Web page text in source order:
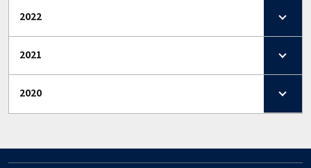
2022
2021
2020